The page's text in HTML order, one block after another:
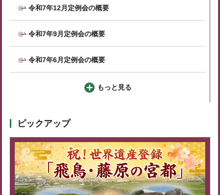
令和7年12月定例会の概要
令和7年9月定例会の概要
令和7年6月定例会の概要
もっと見る
ピックアップ